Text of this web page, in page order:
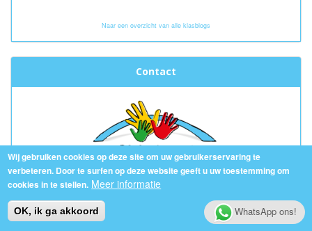
Naar een overzicht van alle klasblogs
Contact
WhatsApp ons!
Wij gebruiken cookies op deze site om uw gebruikerservaring te
verbeteren. Door te surfen op deze website geeft u uw toestemming om
cookies in te stellen. Meer informatie
OK, ik ga akkoord